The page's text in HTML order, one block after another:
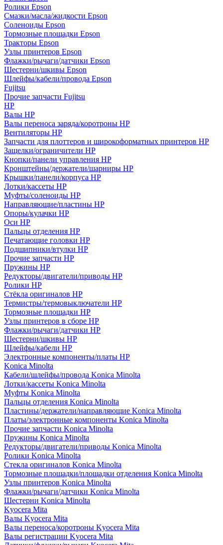
Ролики Epson
Смазки/масла/жидкости Epson
Соленоиды Epson
Тормозные площадки Epson
Тракторы Epson
Узлы принтеров Epson
Флажки/рычаги/датчики Epson
Шестерни/шкивы Epson
Шлейфы/кабели/провода Epson
Fujitsu
Прочие запчасти Fujitsu
HP
Валы HP
Валы переноса заряда/коротроны HP
Вентиляторы HP
Запчасти для плоттеров и широкоформатных принтеров HP
Защелки/ограничители HP
Кнопки/панели управления HP
Кронштейны/держатели/шарниры HP
Крышки/панели/корпуса HP
Лотки/кассеты HP
Муфты/соленоиды HP
Направляющие/пластины HP
Опоры/кулачки HP
Оси HP
Пальцы отделения HP
Печатающие головки HP
Подшипники/втулки HP
Прочие запчасти HP
Пружины HP
Редукторы/двигатели/приводы HP
Ролики HP
Стёкла оригиналов HP
Термистры/термовыключатели HP
Тормозные площадки HP
Узлы принтеров в сборе HP
Флажки/рычаги/датчики HP
Шестерни/шкивы HP
Шлейфы/кабели HP
Электронные компоненты/платы HP
Konica Minolta
Кабели/шлейфы/провода Konica Minolta
Лотки/кассеты Konica Minolta
Муфты Konica Minolta
Пальцы отделения Konica Minolta
Пластины/держатели/направляющие Konica Minolta
Платы/электронные компоненты Konica Minolta
Прочие запчасти Konica Minolta
Пружины Konica Minolta
Редукторы/двигатели/приводы Konica Minolta
Ролики Konica Minolta
Стекла оригиналов Konica Minolta
Тормозные площадки/площадки отделения Konica Minolta
Узлы принтеров Konica Minolta
Флажки/рычаги/датчики Konica Minolta
Шестерни Konica Minolta
Kyocera Mita
Валы Kyocera Mita
Валы переноса/коротроны Kyocera Mita
Валы регистрации Kyocera Mita